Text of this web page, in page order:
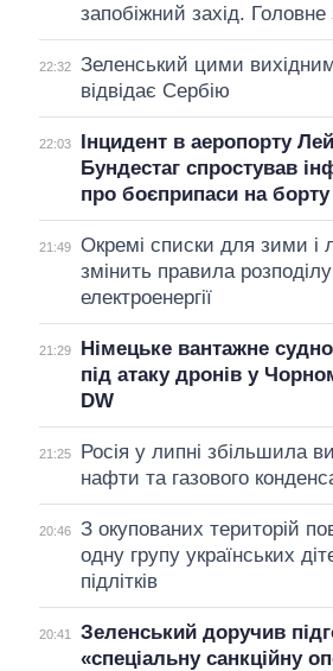
запобіжний захід. Головне
22:32
Зеленський цими
відвідає Сербію
22:03
Інцидент в аеропорту
Бундестаг спростував
про боєприпаси на борту
21:49
Окремі списки для зими і
змінить правила розподілу
електроенергії
21:29
Німецьке вантажне
під атаку дронів у
DW
21:25
Росія у липні збільшила
нафти та газового
20:46
З окупованих територій
одну групу українських
підлітків
20:41
Зеленський доручив
«спеціальну санкційну